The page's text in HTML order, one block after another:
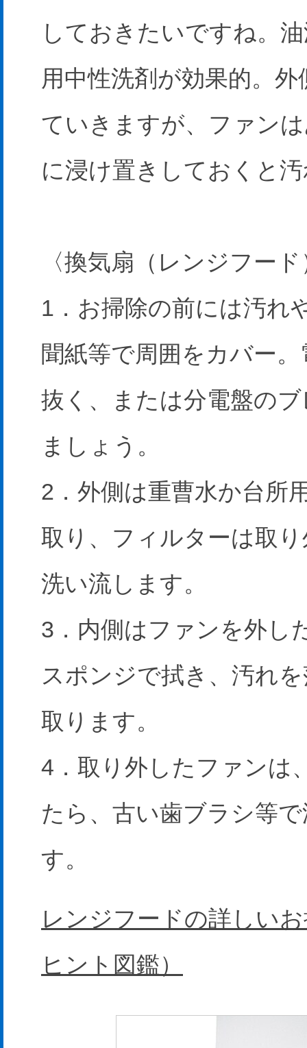
しておきたいですね。
用中性洗剤が効果的。
ていきますが、ファン
に浸け置きしておくと
〈換気扇（レンジフー
1．お掃除の前には汚れ
聞紙等で周囲をカバー
抜く、または分電盤の
ましょう。
2．外側は重曹水か台所
取り、フィルターは取
洗い流します。
3．内側はファンを外し
スポンジで拭き、汚れ
取ります。
4．取り外したファンは
たら、古い歯ブラシ等
す。
レンジフードの詳しい
ヒント図鑑）